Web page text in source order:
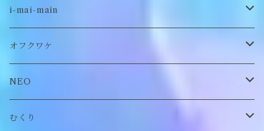
古着
オリジナル
i-mai-main
ビスチェ
付け襟
帽子
オフクワケ
トップス
アウター
NEO
財布
むくり